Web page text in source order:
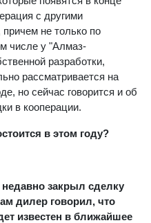
с другими
не только по
числе у "Алмаз-
разработки,
рассматривается на
но сейчас говорится и об
в кооперации.
в этом году?
закрыл сделку
дилер говорил, что
известен в ближайшее